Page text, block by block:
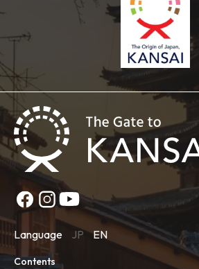
Language JP EN
Contents